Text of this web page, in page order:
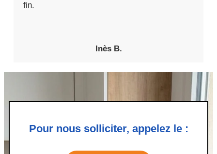
fin.
Inès B.
Pour nous solliciter, appelez le :